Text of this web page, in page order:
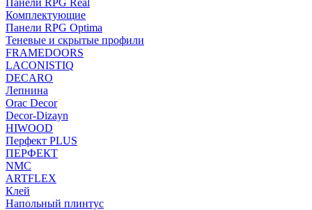
Панели RPG Real
Комплектующие
Панели RPG Optima
Теневые и скрытые профили
FRAMEDOORS
LACONISTIQ
DECARO
Лепнина
Orac Decor
Decor-Dizayn
HIWOOD
Перфект PLUS
ПЕРФЕКТ
NMC
ARTFLEX
Клей
Напольный плинтус